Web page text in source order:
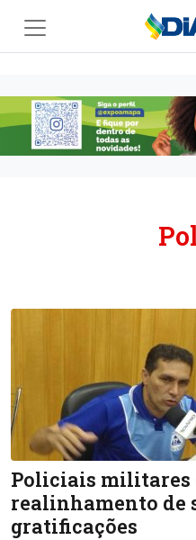
Policiais militares
realinhamento de
gratificações